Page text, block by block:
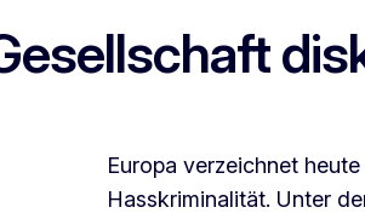
Europa verzeichnet
Hasskriminalität. Unter